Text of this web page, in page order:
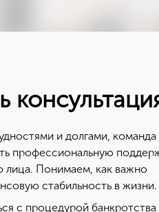
и долгами, команда
профессиональную
лица. Понимаем, как важно
стабильность в жизни.
с процедурой банкротства